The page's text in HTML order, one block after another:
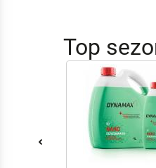
Top